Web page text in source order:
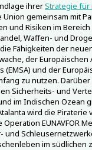
ihrerStrategie für
Union gemeinsam mit
und Risiken im
Waffen- und
Fähigkeiten der
der
(EMSA) und der
zu nutzen.
Sicherheits- und
im Indischen Ozean
Atalanta wird die
EUNAVFOR
und
im